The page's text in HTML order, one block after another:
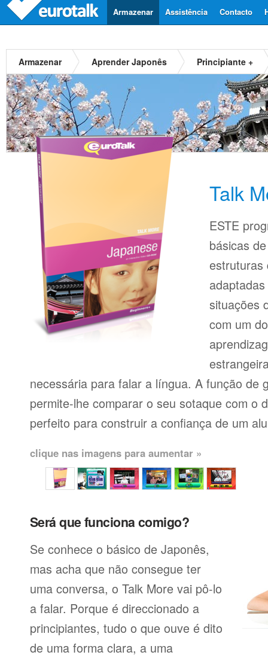
Contacto
Assistência
Armazenar
Armazenar Aprender Japonês Principiante +
Talk
ESTE
básicas
estruturas
situações
com um
necessária para falar a língua. A função de
permite-lhe comparar o seu sotaque com o
perfeito para construir a confiança de um
clique nas imagens para aumentar »
Será que funciona comigo?
Se conhece o básico de Japonês,
mas acha que não consegue ter
uma conversa, o Talk More vai pô-lo
a falar. Porque é direccionado a
principiantes, tudo o que ouve é dito
de uma forma clara, a uma